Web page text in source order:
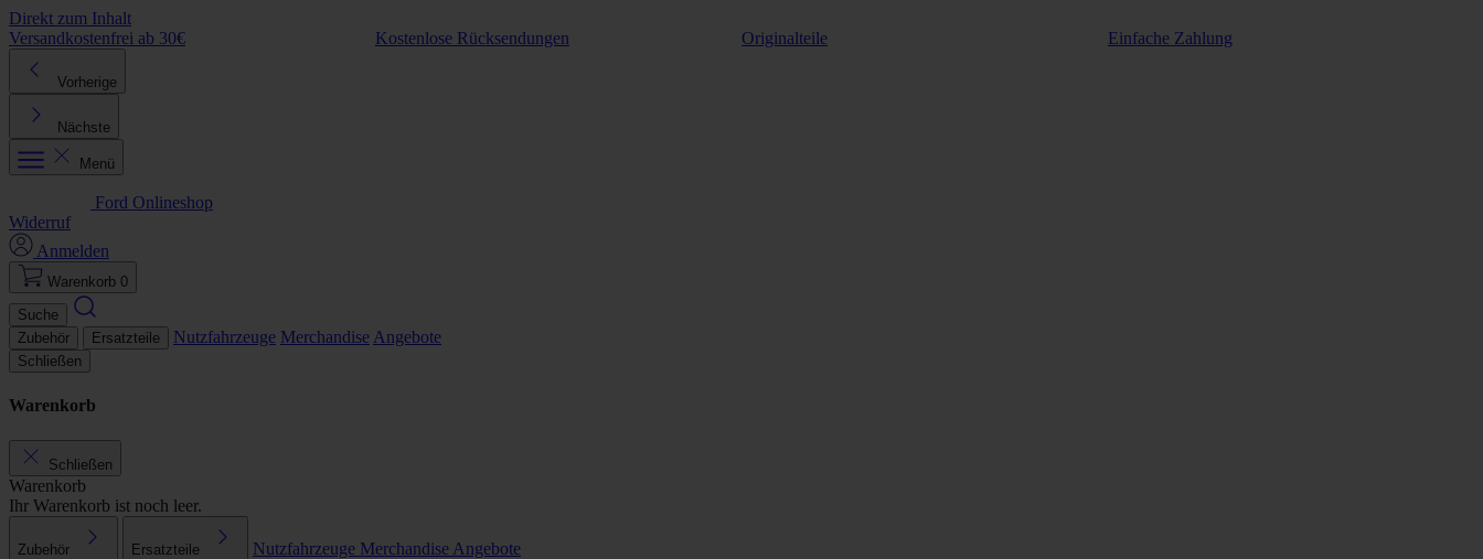
Direkt zum Inhalt
Versandkostenfrei ab 30€
Kostenlose Rücksendungen Originalteile Einfache Zahlung
Vorherige
Nächste
Menü
Ford Onlineshop
Widerruf
Anmelden
Warenkorb 0
Suche
Zubehör
Ersatzteile Nutzfahrzeuge Merchandise Angebote
Schließen
Warenkorb
Schließen
Warenkorb
Ihr Warenkorb ist noch leer.
Zubehör Ersatzteile Nutzfahrzeuge Merchandise Angebote